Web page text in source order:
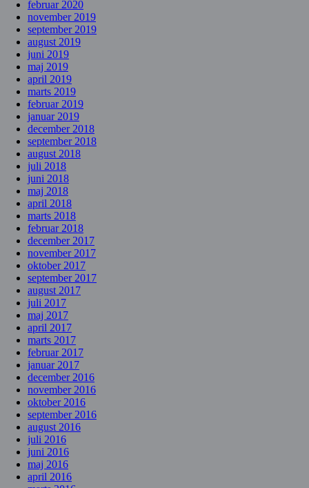
februar 2020
november 2019
september 2019
august 2019
juni 2019
maj 2019
april 2019
marts 2019
februar 2019
januar 2019
december 2018
september 2018
august 2018
juli 2018
juni 2018
maj 2018
april 2018
marts 2018
februar 2018
december 2017
november 2017
oktober 2017
september 2017
august 2017
juli 2017
maj 2017
april 2017
marts 2017
februar 2017
januar 2017
december 2016
november 2016
oktober 2016
september 2016
august 2016
juli 2016
juni 2016
maj 2016
april 2016